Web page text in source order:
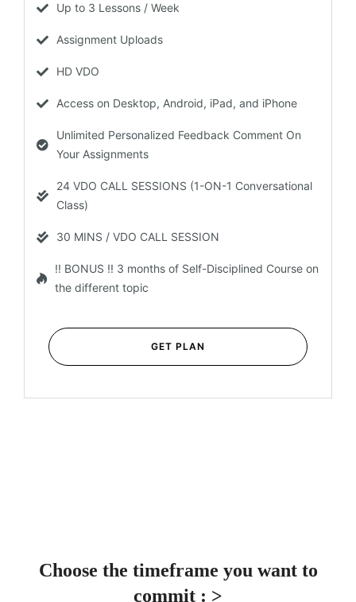
Up to 3 Lessons / Week
Assignment Uploads
HD VDO
Access on Desktop, Android, iPad, and iPhone
Unlimited Personalized Feedback Comment On
Your Assignments
24 VDO CALL SESSIONS (1-ON-1 Conversational
Class)
30 MINS / VDO CALL SESSION
!! BONUS !! 3 months of Self-Disciplined Course on
the different topic
GET PLAN
Choose the timeframe you want to
commit : >